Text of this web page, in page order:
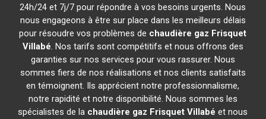
24h/24 et 7j/7 pour répondre à vos besoins urgents. Nous
nous engageons à être sur place dans les meilleurs délais
pour résoudre vos problèmes de chaudière gaz Frisquet
Villabé. Nos tarifs sont compétitifs et nous offrons des
garanties sur nos services pour vous rassurer. Nous
sommes fiers de nos réalisations et nos clients satisfaits
en témoignent. Ils apprécient notre professionnalisme,
notre rapidité et notre disponibilité. Nous sommes les
spécialistes de la chaudière gaz Frisquet Villabé et nous